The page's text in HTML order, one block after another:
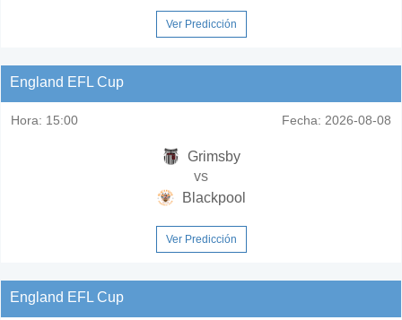
Ver Predicción
England EFL Cup
Hora: 15:00 Fecha: 2026-08-08
Grimsby
vs
Blackpool
Ver Predicción
England EFL Cup